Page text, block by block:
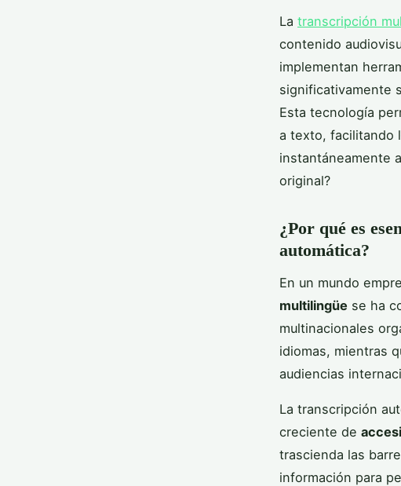
La transcripción
contenido
implementan
significativamente
Esta tecnología
a texto, facilitando
instantáneamente
original?
¿Por qué es
automática?
En un mundo
multilingüe se ha
multinacionales
idiomas, mientras
audiencias
La transcripción
creciente de
trascienda las
información para